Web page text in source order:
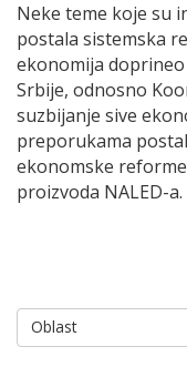
Neke teme koje su
postala sistemska
ekonomija
Srbije, odnosno
suzbijanje sive
preporukama
ekonomske
proizvoda NALED-a.